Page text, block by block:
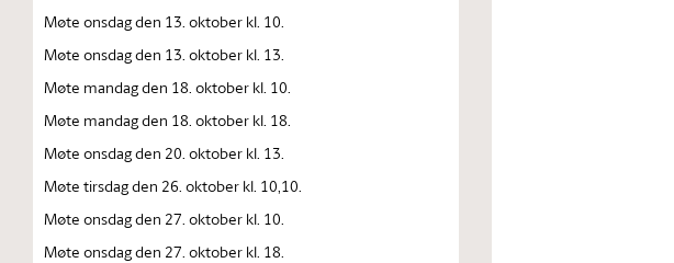
Møte onsdag den 13. oktober kl. 10.
Møte onsdag den 13. oktober kl. 13.
Møte mandag den 18. oktober kl. 10.
Møte mandag den 18. oktober kl. 18.
Møte onsdag den 20. oktober kl. 13.
Møte tirsdag den 26. oktober kl. 10,10.
Møte onsdag den 27. oktober kl. 10.
Møte onsdag den 27. oktober kl. 18.